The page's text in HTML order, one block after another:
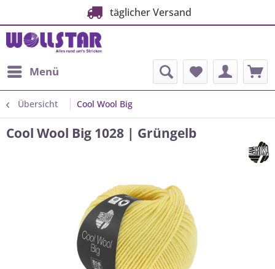
täglicher Versand
Menü
Übersicht Cool Wool Big
Cool Wool Big 1028 | Grüngelb